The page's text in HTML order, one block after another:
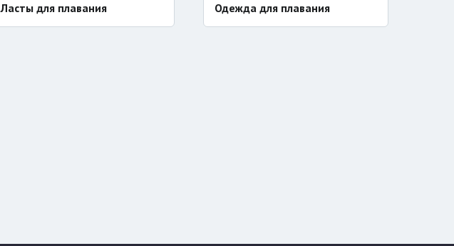
Ласты для плавания Одежда для плавания